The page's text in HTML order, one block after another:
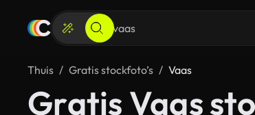
Thuis Gratis stockfoto’s Vaas
Gratis Vaas